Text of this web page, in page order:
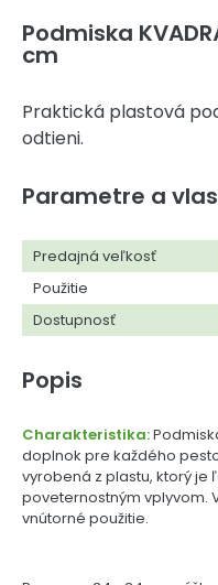
Podmiska
cm
Praktická plastová
odtieni.
Parametre a
Predajná veľkosť
Použitie
Dostupnosť
Popis
Charakteristika:
doplnok pre každého
vyrobená z plastu, ktorý je
poveternostným vplyvom.
vnútorné použitie.